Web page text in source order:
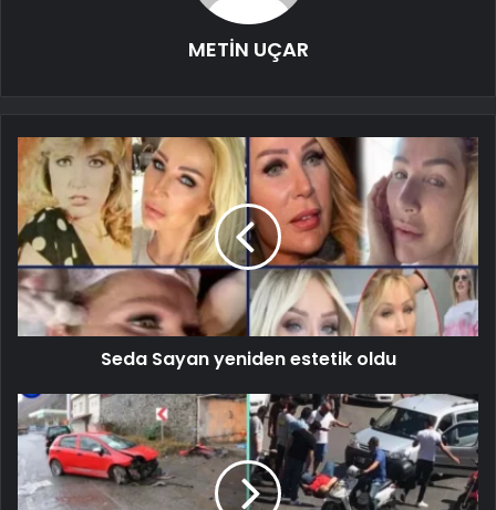
METİN UÇAR
Seda Sayan yeniden estetik oldu